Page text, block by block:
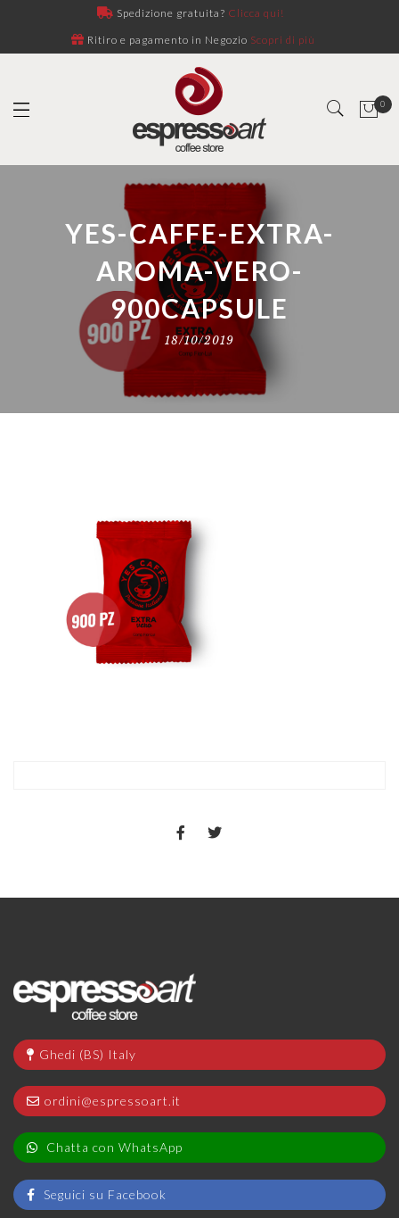
Spedizione gratuita? Clicca qui!
Ritiro e pagamento in Negozio Scopri di più
0
YES-CAFFE-EXTRA-
AROMA-VERO-
900CAPSULE
18/10/2019
Ghedi (BS) Italy
ordini@espressoart.it
Chatta con WhatsApp
Seguici su Facebook